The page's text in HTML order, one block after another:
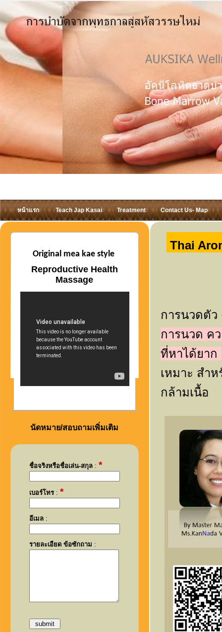
หน้าแรก Teach Jap Kasai Treatment Contact Us- Map
Original mea kae style
Reproductive Health
Massage
นัดหมาย/สอบถามเพิ่มเติม
ชื่อจริงหรือชื่อเล่น-สกุล : *
เบอร์โทร : *
อีเมล :
รายละเอียด ข้อซักถาม :
Thai
การนวดตั
การนวด ค
ที่หาได้ยาก
เหมาะ สำ
กล้ามเนื้อ